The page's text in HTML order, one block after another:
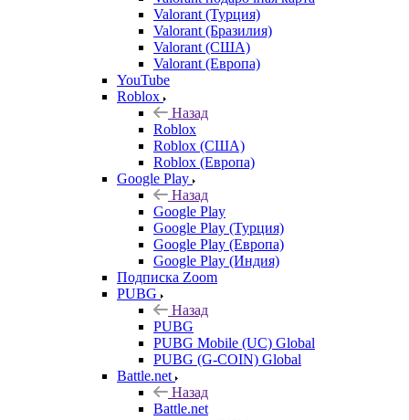
Valorant (Турция)
Valorant (Бразилия)
Valorant (США)
Valorant (Европа)
YouTube
Roblox
Назад
Roblox
Roblox (США)
Roblox (Европа)
Google Play
Назад
Google Play
Google Play (Турция)
Google Play (Европа)
Google Play (Индия)
Подписка Zoom
PUBG
Назад
PUBG
PUBG Mobile (UC) Global
PUBG (G-COIN) Global
Battle.net
Назад
Battle.net